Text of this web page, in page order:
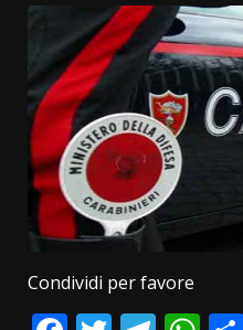
Condividi per favore